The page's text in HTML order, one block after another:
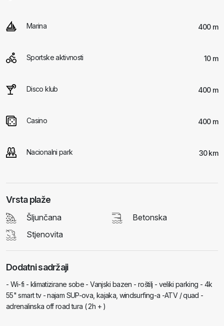
Marina 400 m
Sportske aktivnosti 10 m
Disco klub 400 m
Casino 400 m
Nacionalni park 30 km
Vrsta plaže
Šljunčana
Betonska
Stjenovita
Dodatni sadržaji
- Wi-fi - klimatizirane sobe - Vanjski bazen - roštilj - veliki parking - 4k
55" smart tv - najam SUP-ova, kajaka, windsurfing-a -ATV / quad -
adrenalinska off road tura ( 2h + )